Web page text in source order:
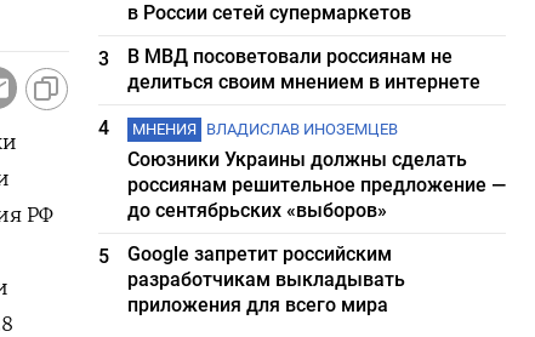
РФ
в России сетей супермаркетов
3
В МВД посоветовали россиянам не
делиться своим мнением в интернете
4
МНЕНИЯ ВЛАДИСЛАВ ИНОЗЕМЦЕВ
Союзники Украины должны сделать
россиянам решительное предложение —
до сентябрьских «выборов»
5
Google запретит российским
разработчикам выкладывать
приложения для всего мира